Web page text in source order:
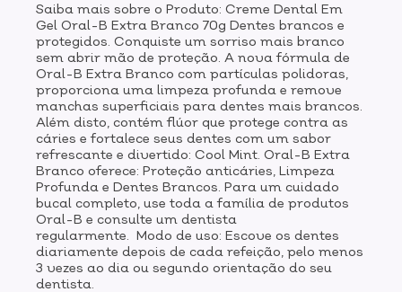
Saiba mais sobre o Produto: Creme Dental Em
Gel Oral-B Extra Branco 70g Dentes brancos e
protegidos. Conquiste um sorriso mais branco
sem abrir mão de proteção. A nova fórmula de
Oral-B Extra Branco com partículas polidoras,
proporciona uma limpeza profunda e remove
manchas superficiais para dentes mais brancos.
Além disto, contém flúor que protege contra as
cáries e fortalece seus dentes com um sabor
refrescante e divertido: Cool Mint. Oral-B Extra
Branco oferece: Proteção anticáries, Limpeza
Profunda e Dentes Brancos. Para um cuidado
bucal completo, use toda a família de produtos
Oral-B e consulte um dentista
regularmente. Modo de uso: Escove os dentes
diariamente depois de cada refeição, pelo menos
3 vezes ao dia ou segundo orientação do seu
dentista.